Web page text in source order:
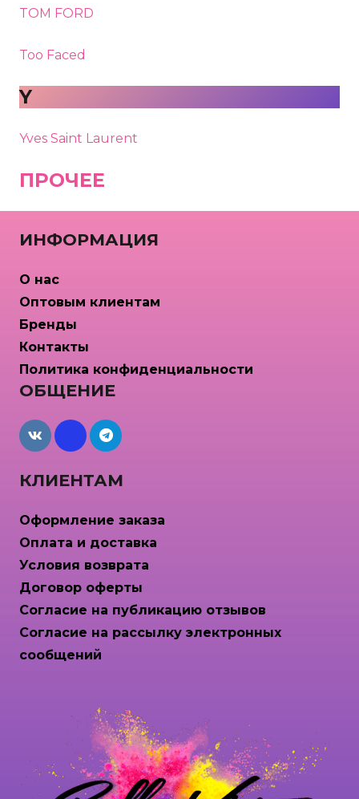
TOM FORD
Too Faced
Y
Yves Saint Laurent
ПРОЧЕЕ
КЛИЕНТАМ
Оформление заказа
Оплата и доставка
Условия возврата
Договор оферты
Согласие на публикацию отзывов
Согласие на рассылку электронных
сообщений
ОБЩЕНИЕ
maxcdn
ИНФОРМАЦИЯ
О нас
Оптовым клиентам
Бренды
Контакты
Политика конфиденциальности